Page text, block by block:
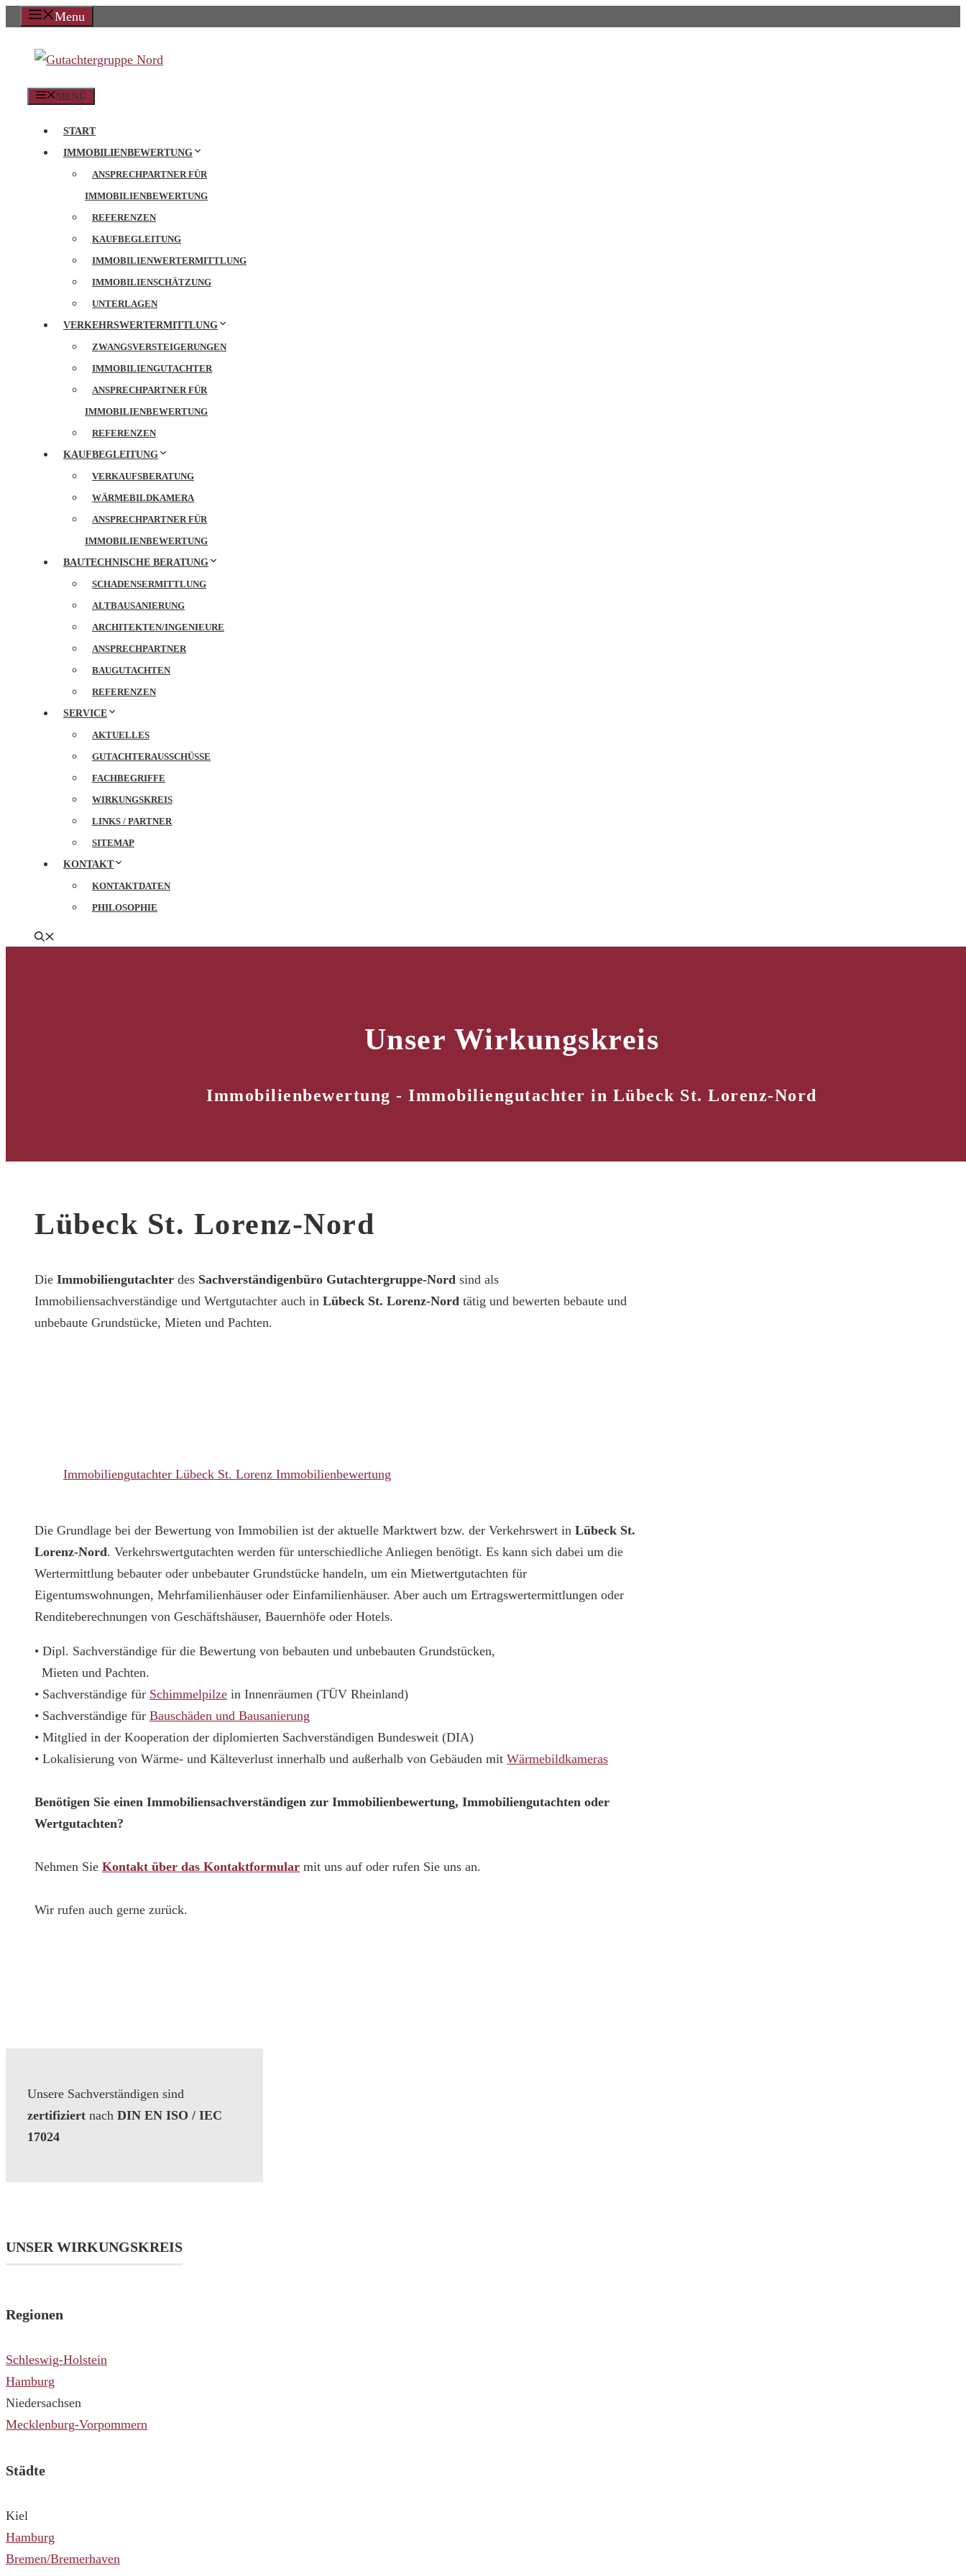
Zum
springen
Menu
MENÜ
START
IMMOBILIENBEWERTUNG
ANSPRECHPARTNER FÜR
IMMOBILIENBEWERTUNG
REFERENZEN
KAUFBEGLEITUNG
IMMOBILIENWERTERMITTLUNG
IMMOBILIENSCHÄTZUNG
UNTERLAGEN
VERKEHRSWERTERMITTLUNG
ZWANGSVERSTEIGERUNGEN
IMMOBILIENGUTACHTER
ANSPRECHPARTNER FÜR
IMMOBILIENBEWERTUNG
REFERENZEN
KAUFBEGLEITUNG
VERKAUFSBERATUNG
WÄRMEBILDKAMERA
ANSPRECHPARTNER FÜR
IMMOBILIENBEWERTUNG
BAUTECHNISCHE BERATUNG
SCHADENSERMITTLUNG
ALTBAUSANIERUNG
ARCHITEKTEN/INGENIEURE
ANSPRECHPARTNER
BAUGUTACHTEN
REFERENZEN
SERVICE
AKTUELLES
GUTACHTERAUSSCHÜSSE
FACHBEGRIFFE
WIRKUNGSKREIS
LINKS / PARTNER
SITEMAP
KONTAKT
KONTAKTDATEN
PHILOSOPHIE
Unser Wirkungskreis
Immobilienbewertung - Immobiliengutachter in Lübeck St. Lorenz-Nord
Lübeck St. Lorenz-Nord
Die Immobiliengutachter des Sachverständigenbüro Gutachtergruppe-Nord sind als
Immobiliensachverständige und Wertgutachter auch in Lübeck St. Lorenz-Nord tätig und bewerten bebaute und
unbebaute Grundstücke, Mieten und Pachten.
Immobiliengutachter Lübeck St. Lorenz Immobilienbewertung
Die Grundlage bei der Bewertung von Immobilien ist der aktuelle Marktwert bzw. der Verkehrswert in Lübeck St.
Lorenz-Nord. Verkehrswertgutachten werden für unterschiedliche Anliegen benötigt. Es kann sich dabei um die
Wertermittlung bebauter oder unbebauter Grundstücke handeln, um ein Mietwertgutachten für
Eigentumswohnungen, Mehrfamilienhäuser oder Einfamilienhäuser. Aber auch um Ertragswertermittlungen oder
Renditeberechnungen von Geschäftshäuser, Bauernhöfe oder Hotels.
• Dipl. Sachverständige für die Bewertung von bebauten und unbebauten Grundstücken,
Mieten und Pachten.
• Sachverständige für Schimmelpilze in Innenräumen (TÜV Rheinland)
• Sachverständige für Bauschäden und Bausanierung
• Mitglied in der Kooperation der diplomierten Sachverständigen Bundesweit (DIA)
• Lokalisierung von Wärme- und Kälteverlust innerhalb und außerhalb von Gebäuden mit Wärmebildkameras
Benötigen Sie einen Immobiliensachverständigen zur Immobilienbewertung, Immobiliengutachten oder
Wertgutachten?
Nehmen Sie Kontakt über das Kontaktformular mit uns auf oder rufen Sie uns an.
Wir rufen auch gerne zurück.
Unsere Sachverständigen sind
zertifiziert nach DIN EN ISO / IEC
17024
UNSER WIRKUNGSKREIS
Regionen
Schleswig-Holstein
Hamburg
Niedersachsen
Mecklenburg-Vorpommern
Städte
Kiel
Hamburg
Bremen/Bremerhaven